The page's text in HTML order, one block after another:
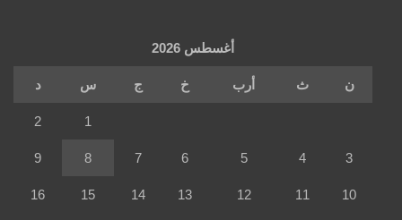
أغسطس 2026
ن ث أرب خ ج س د
1
2
3
4
5
6
7
8
9
10
11
12
13
14
15
16